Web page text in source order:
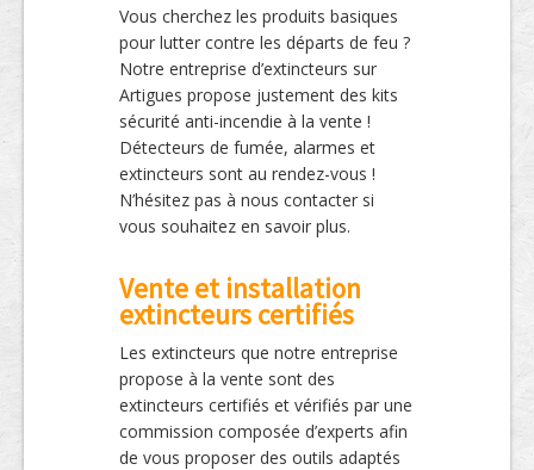
Vous cherchez les produits basiques
pour lutter contre les départs de feu ?
Notre entreprise d’extincteurs sur
Artigues propose justement des kits
sécurité anti-incendie à la vente !
Détecteurs de fumée, alarmes et
extincteurs sont au rendez-vous !
N’hésitez pas à nous contacter si
vous souhaitez en savoir plus.
Vente et installation
extincteurs certifiés
Les extincteurs que notre entreprise
propose à la vente sont des
extincteurs certifiés et vérifiés par une
commission composée d’experts afin
de vous proposer des outils adaptés